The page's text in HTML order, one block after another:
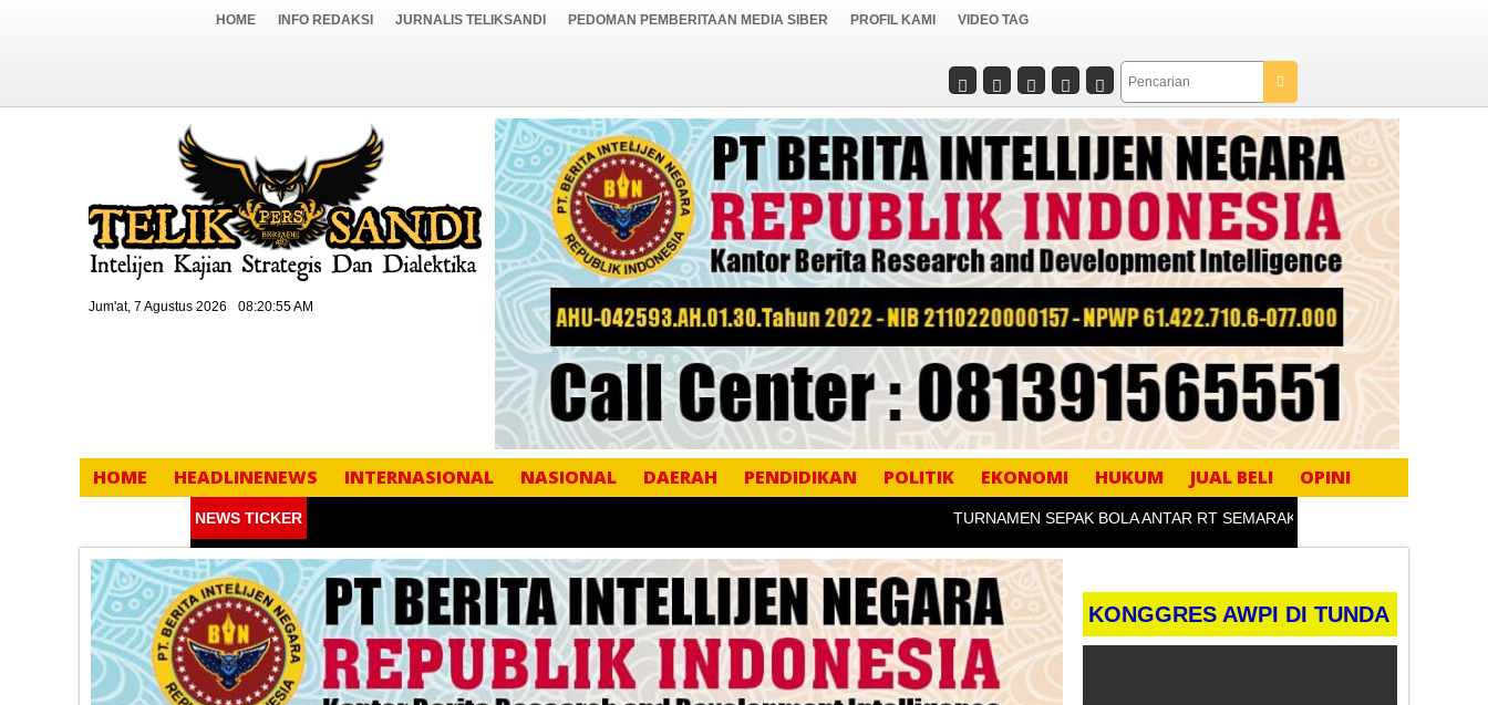
HOME INFO REDAKSI JURNALIS TELIKSANDI PEDOMAN PEMBERITAAN MEDIA SIBER PROFIL KAMI VIDEO TAG
Jum'at, 7 Agustus 2026 08:20:56 AM
HOME HEADLINENEWS INTERNASIONAL NASIONAL DAERAH PENDIDIKAN POLITIK EKONOMI HUKUM JUAL BELI OPINI
NEWS TICKER TURNAMEN SEPAK BOLA ANTAR RT SEMARAKKAN HUT KE-81 RI DI DESA
KONGGRES AWPI DI TUNDA